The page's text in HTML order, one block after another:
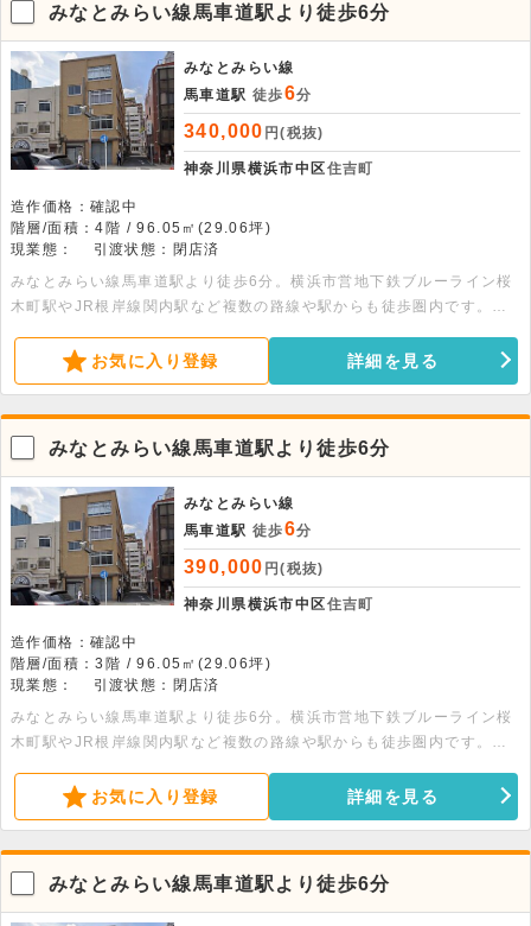
みなとみらい線馬車道駅より徒歩6分
みなとみらい線
馬車道駅 徒歩6分
340,000 円(税抜)
神奈川県横浜市中区住吉町
造作価格：確認中
階層/面積：4階 / 96.05㎡(29.06坪)
現業態：
引渡状態：閉店済
みなとみらい線馬車道駅より徒歩6分。横浜市営地下鉄ブルーライン桜
木町駅やJR根岸線関内駅など複数の路線や駅からも徒歩圏内です。再
す。1フロア1テナントとなっており、専有部分にトイレがあります。
飲食店の出店もご相談可能です。
お気に入り登録 詳細を見る
みなとみらい線馬車道駅より徒歩6分
みなとみらい線
馬車道駅 徒歩6分
390,000 円(税抜)
神奈川県横浜市中区住吉町
造作価格：確認中
階層/面積：3階 / 96.05㎡(29.06坪)
現業態：
引渡状態：閉店済
みなとみらい線馬車道駅より徒歩6分。横浜市営地下鉄ブルーライン桜
木町駅やJR根岸線関内駅など複数の路線や駅からも徒歩圏内です。再
す。1フロア1テナントとなっており、専有部分にトイレがあります。
飲食店の出店もご相談可能です。
お気に入り登録 詳細を見る
みなとみらい線馬車道駅より徒歩6分